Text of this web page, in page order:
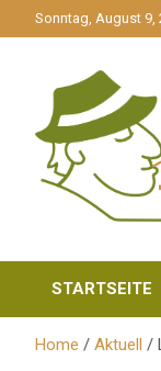
zum
Sonntag, August 9,
STARTSEITE
Home Aktuell